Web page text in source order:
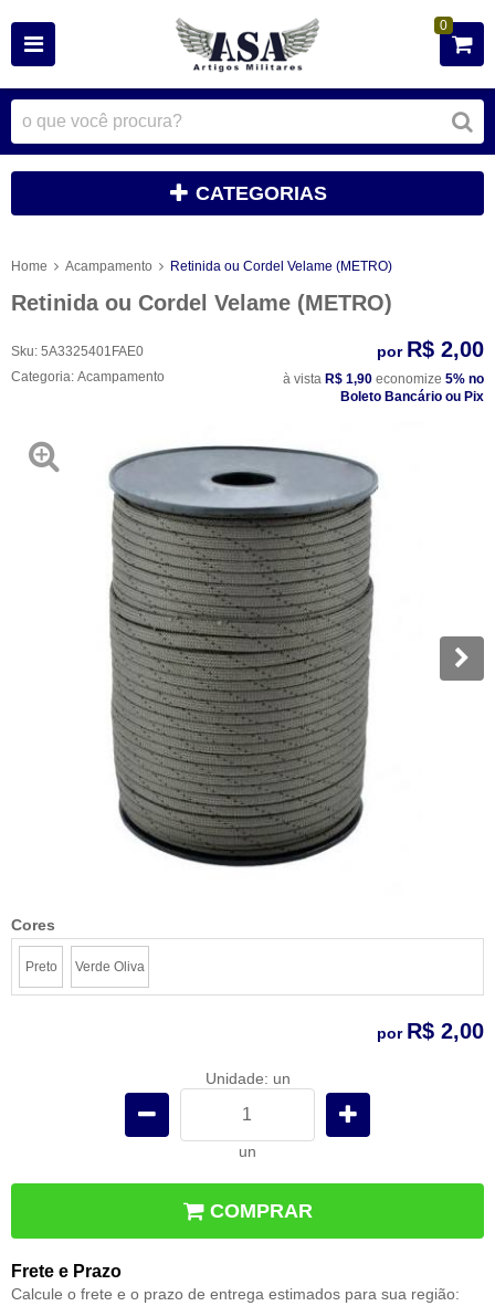
0
CATEGORIAS
Home Acampamento Retinida ou Cordel Velame (METRO)
Retinida ou Cordel Velame (METRO)
Sku: 5A3325401FAE0
Categoria: Acampamento
por R$ 2,00
à vista R$ 1,90 economize 5% no
Boleto Bancário ou Pix
Cores
Preto Verde Oliva
por R$ 2,00
Unidade: un
un
COMPRAR
Frete e Prazo
Calcule o frete e o prazo de entrega estimados para sua região: